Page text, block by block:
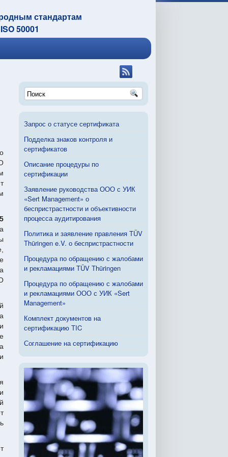
стандартам
50001
Запрос о статусе сертификата
Подделка знаков контроля и
сертификатов
Описание процедуры по
сертификации
Заявление руководства ООО с УИК
«Sert Management» о
беспристрастности и объективности
процесса аудитирования
Политика и заявление правления TÜV
Thüringen e.V. о беспристрастности
Процедура по обращению с жалобами
и рекламациями TÜV Thüringen
Процедура по обращению с жалобами
и рекламациями ООО с УИК «Sert
Management»
Комплект документов на
сертификацию TIC
Соглашение на сертификацию